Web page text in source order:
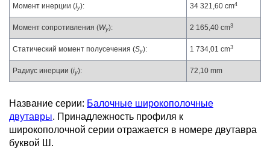
Момент инерции (Iy): 34 321,60 cm4
Момент сопротивления (Wy): 2 165,40 cm3
Статический момент полусечения (Sy): 1 734,01 cm3
Радиус инерции (iy): 72,10 mm
Название серии: Балочные широкополочные
двутавры. Принадлежность профиля к
широкополочной серии отражается в номере двутавра
буквой Ш.